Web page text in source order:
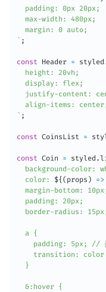
  padding: 0px 20px;
  max-width: 480px;
` ;
const Header = styled
  height: 20vh;
  display: flex;
justify-content:
` ;
const CoinsList =
const Coin = styled .
background-color:
  color:
${ ( props ) =>
margin-bottom:
  padding: 20px;
border-radius:
  a {
padding: 5px; //
transition:
  }
  &:hover {